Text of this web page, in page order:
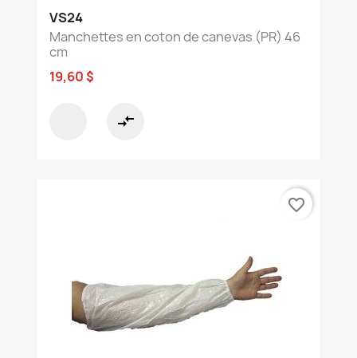
VS24
Manchettes en coton de canevas (PR) 46
cm
19,60 $
compare_arrows
favorite_border